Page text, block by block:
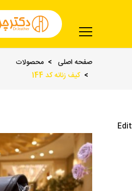
صفحه اصلی
محصولات
کیف زنانه کد 144
Edit